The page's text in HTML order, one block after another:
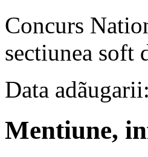
Concurs
sectiunea soft
Data
Mentiune,